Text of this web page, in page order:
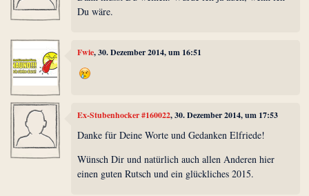
Du wäre.
Fwie, 30. Dezember 2014, um 16:51
Ex-Stubenhocker #160022, 30. Dezember 2014, um 17:53
Danke für Deine Worte und Gedanken Elfriede!
Wünsch Dir und natürlich auch allen Anderen hier
einen guten Rutsch und ein glückliches 2015.